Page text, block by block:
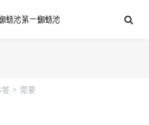
> 需要